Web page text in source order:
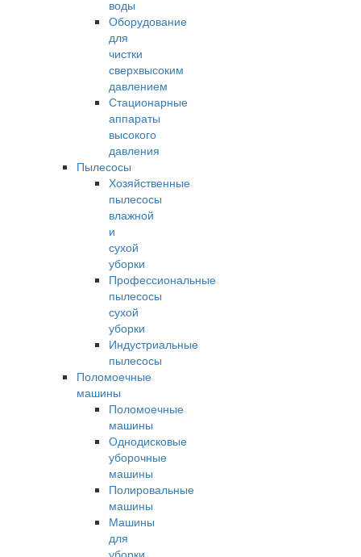
воды
Оборудование
для
чистки
сверхвысоким
давлением
Стационарные
аппараты
высокого
давления
Пылесосы
Хозяйственные
пылесосы
влажной
и
сухой
уборки
Профессиональные
пылесосы
сухой
уборки
Индустриальные
пылесосы
Поломоечные
машины
Поломоечные
машины
Однодисковые
уборочные
машины
Полировальные
машины
Машины
для